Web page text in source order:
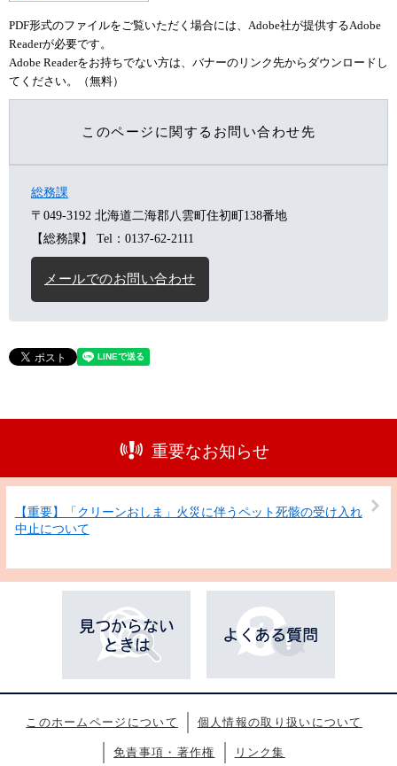
PDF形式のファイルをご覧いただく場合には、Adobe社が提供するAdobe
Readerが必要です。
Adobe Readerをお持ちでない方は、バナーのリンク先からダウンロードし
てください。（無料）
このページに関するお問い合わせ先
総務課
〒049-3192 北海道二海郡八雲町住初町138番地
【総務課】
Tel：0137-62-2111
メールでのお問い合わせ
重要なお知らせ
【重要】「クリーンおしま」火災に伴うペット死骸の受け入れ
中止について
このホームページについて 個人情報の取り扱いについて
免責事項・著作権 リンク集